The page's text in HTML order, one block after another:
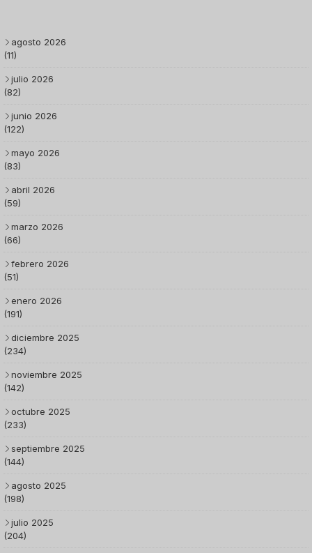
agosto 2026
(11)
julio 2026
(82)
junio 2026
(122)
mayo 2026
(83)
abril 2026
(59)
marzo 2026
(66)
febrero 2026
(51)
enero 2026
(191)
diciembre 2025
(234)
noviembre 2025
(142)
octubre 2025
(233)
septiembre 2025
(144)
agosto 2025
(198)
julio 2025
(204)